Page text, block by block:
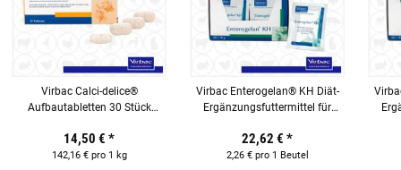
Virbac Calci-delice®
Aufbautabletten 30 Stück
Hunde
14,50 € *
142,16 € pro 1 kg
Virbac Enterogelan® KH Diät-
Ergänzungsfuttermittel für
22,62 € *
2,26 € pro 1 Beutel